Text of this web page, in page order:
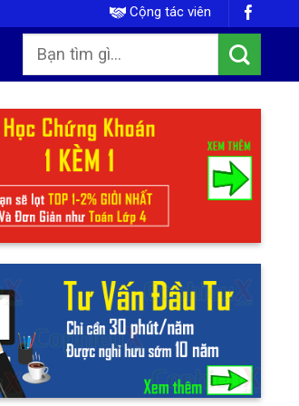
Cộng tác viên